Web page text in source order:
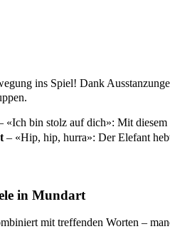
ins Spiel! Dank
«Ich bin stolz auf dich»: Mit
– «Hip, hip, hurra»: Der Elefant
in Mundart
mit treffenden Worten –